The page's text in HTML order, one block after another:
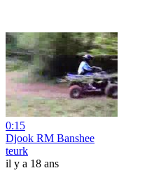
0:15
Djook RM Banshee
teurk
il y a 18 ans